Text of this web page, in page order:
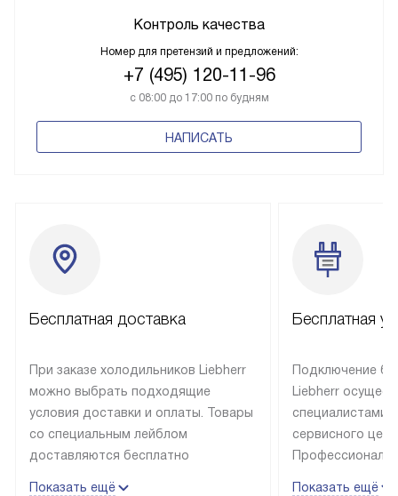
Контроль качества
Номер для претензий и предложений:
+7 (495) 120-11-96
с 08:00 до 17:00 по будням
НАПИСАТЬ
Бесплатная доставка
При заказе холодильников Liebherr
можно выбрать подходящие
условия доставки и оплаты. Товары
со специальным лейблом
доставляются бесплатно
Показать ещё
Бесплатная
Подключение
Liebherr
специалистами
сервисного
Показать ещё